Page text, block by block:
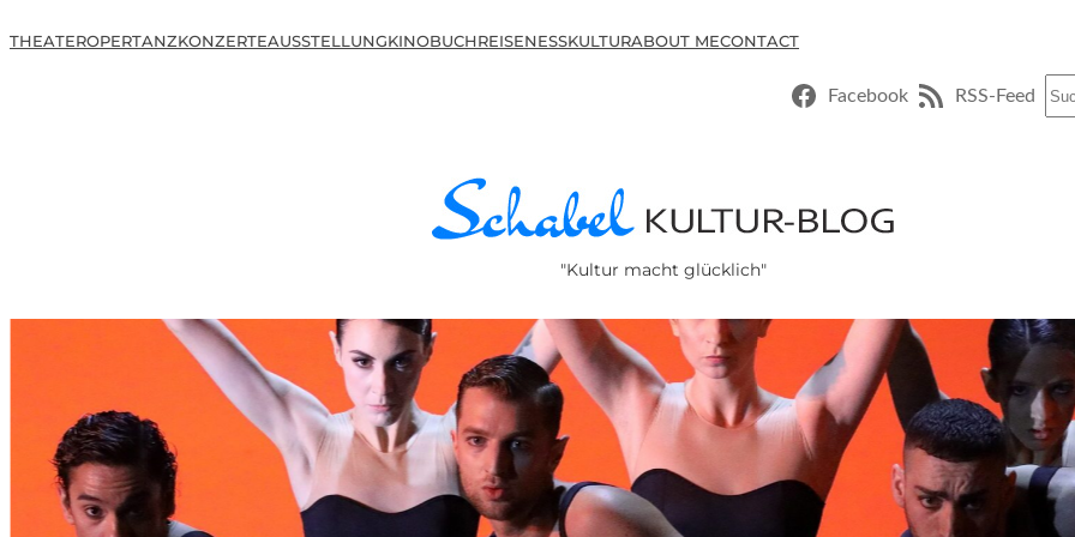
THEATEROPERTANZKONZERTEAUSSTELLUNGKINOBUCHREISENESSKULTURABOUT MECONTACT
Facebook RSS-Feed
"Kultur macht glücklich"